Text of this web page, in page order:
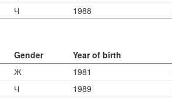
Ч 1988
Gender Year of birth
Ж 1981
Ч 1989